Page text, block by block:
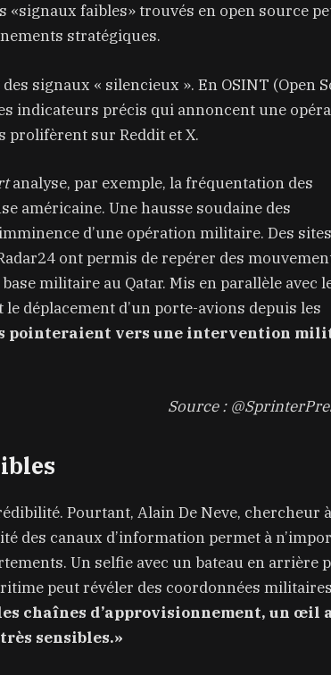
«signaux faibles» trouvés en open source
stratégiques.
signaux « silencieux ». En OSINT (Open
indicateurs précis qui annoncent une
prolifèrent sur Reddit et X.
analyse, par exemple, la fréquentation des
américaine. Une hausse soudaine des
d’une opération militaire. Des sites
ont permis de repérer des
militaire au Qatar. Mis en parallèle avec
déplacement d’un porte-avions depuis les
pointeraient vers une intervention
Source :
Pourtant, Alain De Neve, chercheur à
des canaux d’information permet à
Un selfie avec un bateau en arrière
peut révéler des coordonnées militaires
chaînes d’approvisionnement, un œil
sensibles.»